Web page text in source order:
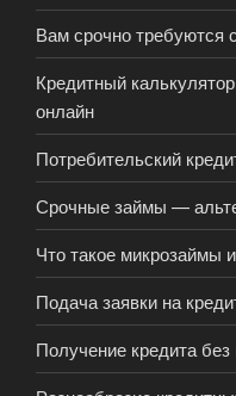
Вам срочно требуются
Кредитный
онлайн
Потребительский
Срочные займы —
Что такое микрозаймы
Подача заявки на
Получение кредита